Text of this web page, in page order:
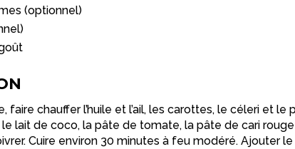
(optionnel)
faire chauffer l’huile et l’ail, les carottes, le céleri et le
lait de coco, la pâte de tomate, la pâte de cari
Cuire environ 30 minutes à feu modéré. Ajouter